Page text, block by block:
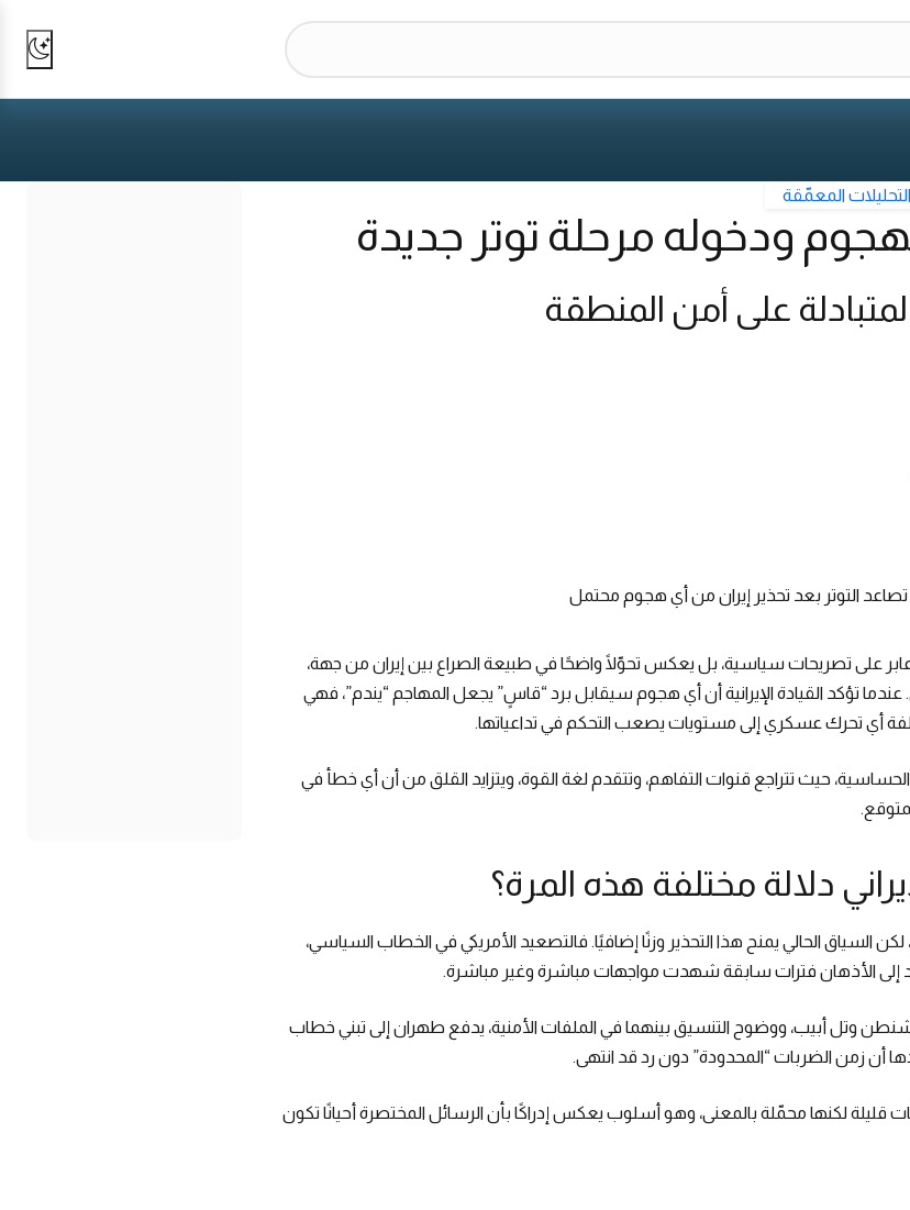
المعمّقة
ودخوله مرحلة توتر جديدة
على أمن المنطقة
تصاعد التوتر بعد تحذير إيران من أي هجوم محتمل
عابر على تصريحات سياسية، بل يعكس تحوّلًا واضحًا في طبيعة الصراع بين إيران من جهة،
تؤكد القيادة الإيرانية أن أي هجوم سيقابل برد “قاسٍ” يجعل المهاجم “يندم”، فهي
أي تحرك عسكري إلى مستويات يصعب التحكم في تداعياتها.
حيث تتراجع قنوات التفاهم، وتتقدم لغة القوة، ويتزايد القلق من أن أي خطأ في
دلالة مختلفة هذه المرة؟
السياق الحالي يمنح هذا التحذير وزنًا إضافيًا. فالتصعيد الأمريكي في الخطاب السياسي،
إلى الأذهان فترات سابقة شهدت مواجهات مباشرة وغير مباشرة.
وتل أبيب، ووضوح التنسيق بينهما في الملفات الأمنية، يدفع طهران إلى تبني خطاب
أن زمن الضربات “المحدودة” دون رد قد انتهى.
قليلة لكنها محمّلة بالمعنى، وهو أسلوب يعكس إدراكًا بأن الرسائل المختصرة أحيانًا تكون